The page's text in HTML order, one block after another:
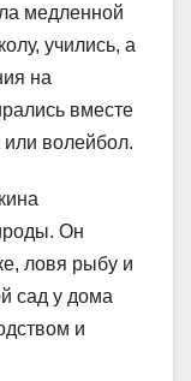
медленной
учились, а
на
вместе
или волейбол.
Он
ловя рыбу и
сад у дома
и